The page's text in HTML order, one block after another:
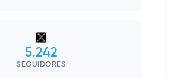
5.242
SEGUIDORES